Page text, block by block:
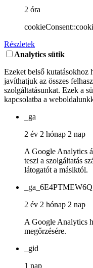
2 óra
Részletek
Analytics sütik
Ezeket belső kutatásokhoz
javíthatjuk az összes
szolgáltatásunkat. Ezek a
kapcsolatba a
_ga
2 év 2 hónap 2 nap
A Google Analytics
teszi a szolgáltatás
látogatót a másiktól.
_ga_6E4PTMEW6Q
2 év 2 hónap 2 nap
A Google Analytics
megőrzésére.
_gid
1 nap